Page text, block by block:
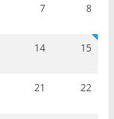
7 8
14 15
21 22